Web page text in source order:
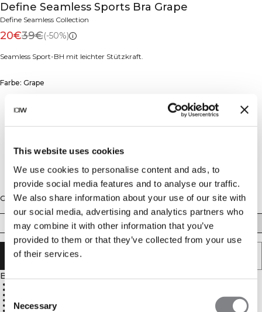
This website uses cookies
We use cookies to personalise content and ads, to
provide social media features and to analyse our traffic.
We also share information about your use of our site with
our social media, advertising and analytics partners who
may combine it with other information that you’ve
provided to them or that they’ve collected from your use
of their services.
Consent
Selection
Necessary
Define Seamless Sports Bra Grape
Define Seamless Collection
20€39€(-50%)
Seamless Sport-BH mit leichter Stützkraft.
Farbe: Grape
Größe
XS S M L XL
IN DEN WARENKORB LEGEN
Beschreibung
Herausnehmbare Einlagen